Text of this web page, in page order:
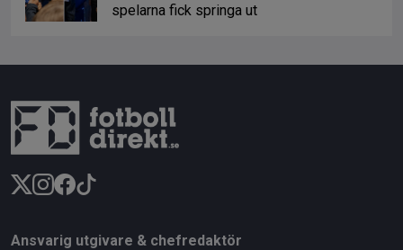
spelarna fick springa ut
Ansvarig utgivare & chefredaktör